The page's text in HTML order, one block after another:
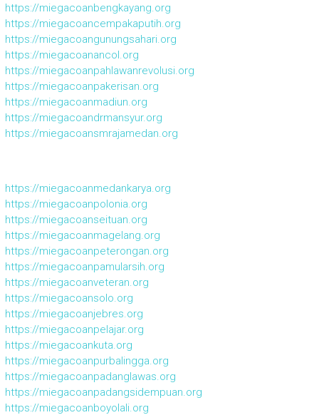
https://miegacoanbengkayang.org
https://miegacoancempakaputih.org
https://miegacoangunungsahari.org
https://miegacoanancol.org
https://miegacoanpahlawanrevolusi.org
https://miegacoanpakerisan.org
https://miegacoanmadiun.org
https://miegacoandrmansyur.org
https://miegacoansmrajamedan.org
https://miegacoanmedankarya.org
https://miegacoanpolonia.org
https://miegacoanseituan.org
https://miegacoanmagelang.org
https://miegacoanpeterongan.org
https://miegacoanpamularsih.org
https://miegacoanveteran.org
https://miegacoansolo.org
https://miegacoanjebres.org
https://miegacoanpelajar.org
https://miegacoankuta.org
https://miegacoanpurbalingga.org
https://miegacoanpadanglawas.org
https://miegacoanpadangsidempuan.org
https://miegacoanboyolali.org